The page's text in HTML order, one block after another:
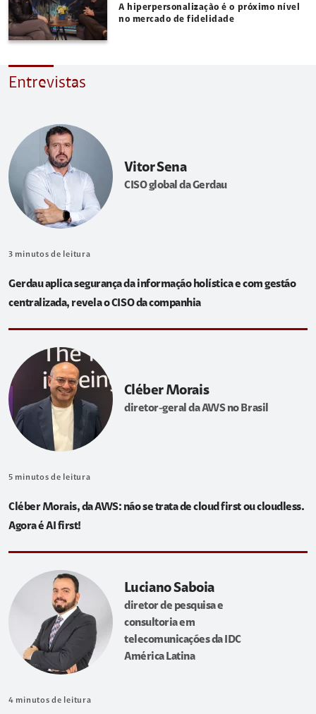
A hiperpersonalização é o próximo nível
no mercado de fidelidade
Entrevistas
Vitor Sena
CISO global da Gerdau
3 minutos de leitura
Gerdau aplica segurança da informação holística e com gestão
centralizada, revela o CISO da companhia
Cléber Morais
diretor-geral da AWS no Brasil
5 minutos de leitura
Cléber Morais, da AWS: não se trata de cloud first ou cloudless.
Agora é AI first!
Luciano Saboia
diretor de pesquisa e
consultoria em
telecomunicações da IDC
América Latina
4 minutos de leitura